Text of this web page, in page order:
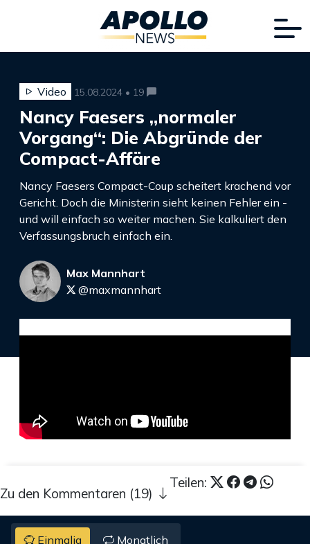
Video 15.08.2024 • 19
Nancy Faesers „normaler
Vorgang“: Die Abgründe der
Compact-Affäre
Nancy Faesers Compact-Coup scheitert krachend vor
Gericht. Doch die Ministerin sieht keinen Fehler ein -
und will einfach so weiter machen. Sie kalkuliert den
Verfassungsbruch einfach ein.
Max Mannhart
@maxmannhart
Teilen:
Zu den Kommentaren (19)
Einmalig Monatlich